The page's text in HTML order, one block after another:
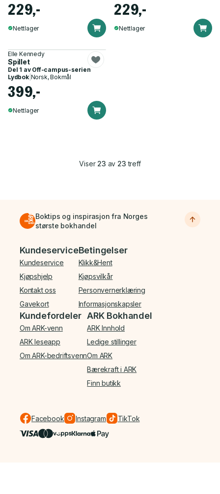
229,-
Nettlager
229,-
Nettlager
Elle Kennedy
Spillet
Del 1 av Off-campus-serien
Lydbok| Norsk, Bokmål
399,-
Nettlager
Viser 23 av 23 treff
Boktips og inspirasjon fra Norges
største bokhandel
Bunnmeny
Kundeservice
Kundeservice
Kjøpshjelp
Kontakt oss
Gavekort
Betingelser
Klikk&Hent
Kjøpsvilkår
Personvernerklæring
Informasjonskapsler
Kundefordeler
Om ARK-venn
ARK leseapp
Om ARK-bedriftsvenn
ARK Bokhandel
ARK Innhold
Ledige stillinger
Om ARK
Bærekraft i ARK
Finn butikk
Facebook Instagram TikTok